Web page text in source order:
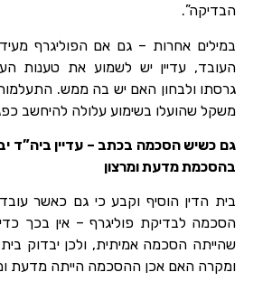
הבדיקה”.
במילים אחרות – גם אם הפוליגרף
העובד, עדיין יש לשמוע את טענות
גרסתו ולבחון האם יש בה ממש.
משקל שהועלו בשימוע עלולה להיחשב
גם כשיש הסכמה בכתב – עדיין ביה”ד
בהסכמת מדעת ומרצון
בית הדין הוסיף וקבע כי גם כאשר
הסכמה לבדיקת פוליגרף – אין בכך
שהייתה הסכמה אמיתית, ולכן יבדוק
ומקרה האם אכן ההסכמה הייתה מדעת